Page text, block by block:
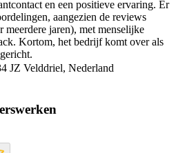
en een positieve ervaring. Er
aangezien de reviews
jaren), met menselijke
Kortom, het bedrijf komt over als
JZ Velddriel, Nederland